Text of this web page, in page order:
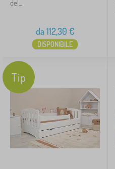
del...
da112,30 €
DISPONIBILE
Tip